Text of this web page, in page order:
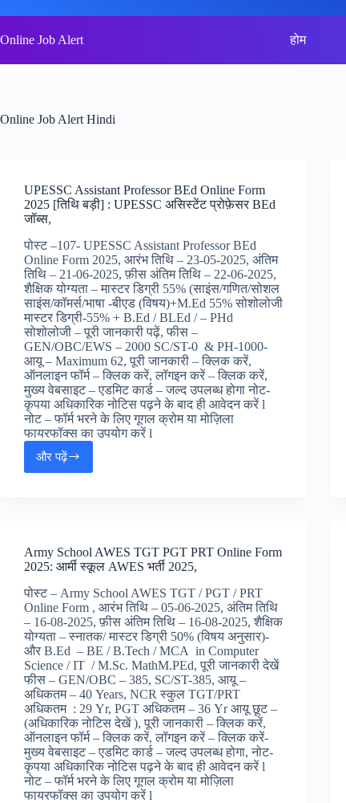
to
content
Online Job Alert होम
Online Job Alert Hindi
UPESSC Assistant Professor BEd Online Form
2025 [तिथि बड़ी] : UPESSC असिस्टेंट प्रोफ़ेसर BEd
जॉब्स,
पोस्ट –107- UPESSC Assistant Professor BEd
Online Form 2025, आरंभ तिथि – 23-05-2025, अंतिम
तिथि – 21-06-2025, फ़ीस अंतिम तिथि – 22-06-2025,
शैक्षिक योग्यता – मास्टर डिग्री 55% (साइंस/गणित/सोशल
साइंस/कॉमर्स/भाषा -बीएड (विषय)+M.Ed 55% सोशोलोजी
मास्टर डिग्री-55% + B.Ed / BLEd / – PHd
सोशोलोजी – पूरी जानकारी पढ़ें, फीस –
GEN/OBC/EWS – 2000 SC/ST-0 & PH-1000-
आयू – Maximum 62, पूरी जानकारी – क्लिक करें,
ऑनलाइन फॉर्म – क्लिक करें, लॉगइन करें – क्लिक करें,
मुख्य वेबसाइट – एडमिट कार्ड – जल्द उपलब्ध होगा नोट-
कृपया अधिकारिक नोटिस पढ़ने के बाद ही आवेदन करें l
नोट – फॉर्म भरने के लिए गूगल क्रोम या मोज़िला
फायरफॉक्स का उपयोग करें l
और पढ़ेंUPESSC
2025
[तिथि
बड़ी]
:
UPESSC
असिस्टेंट
प्रोफ़ेसर
BEd
जॉब्स,
Army School AWES TGT PGT PRT Online Form
2025: आर्मी स्कूल AWES भर्ती 2025,
पोस्ट – Army School AWES TGT / PGT / PRT
Online Form , आरंभ तिथि – 05-06-2025, अंतिम तिथि
– 16-08-2025, फ़ीस अंतिम तिथि – 16-08-2025, शैक्षिक
योग्यता – स्नातक/ मास्टर डिग्री 50% (विषय अनुसार)-
और B.Ed – BE / B.Tech / MCA in Computer
Science / IT / M.Sc. MathM.PEd, पूरी जानकारी देखें
फीस – GEN/OBC – 385, SC/ST-385, आयू –
अधिकतम – 40 Years, NCR स्कुल TGT/PRT
अधिकतम : 29 Yr, PGT अधिकतम – 36 Yr आयू छूट –
(अधिकारिक नोटिस देखें ), पूरी जानकारी – क्लिक करें,
ऑनलाइन फॉर्म – क्लिक करें, लॉगइन करें – क्लिक करें-
मुख्य वेबसाइट – एडमिट कार्ड – जल्द उपलब्ध होगा, नोट-
कृपया अधिकारिक नोटिस पढ़ने के बाद ही आवेदन करें l
नोट – फॉर्म भरने के लिए गूगल क्रोम या मोज़िला
फायरफॉक्स का उपयोग करें l